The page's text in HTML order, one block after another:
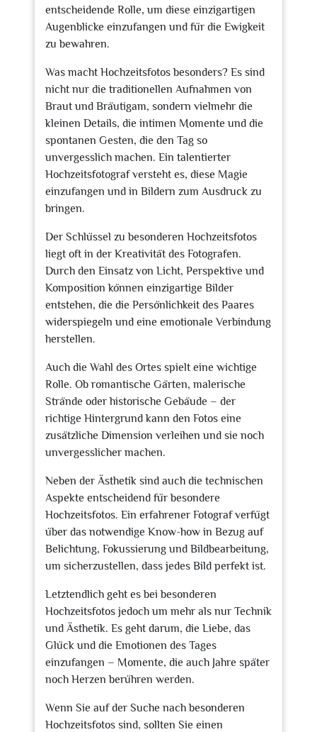
entscheidende Rolle, um diese einzigartigen
Augenblicke einzufangen und für die Ewigkeit
zu bewahren.
Was macht Hochzeitsfotos besonders? Es sind
nicht nur die traditionellen Aufnahmen von
Braut und Bräutigam, sondern vielmehr die
kleinen Details, die intimen Momente und die
spontanen Gesten, die den Tag so
unvergesslich machen. Ein talentierter
Hochzeitsfotograf versteht es, diese Magie
einzufangen und in Bildern zum Ausdruck zu
bringen.
Der Schlüssel zu besonderen Hochzeitsfotos
liegt oft in der Kreativität des Fotografen.
Durch den Einsatz von Licht, Perspektive und
Komposition können einzigartige Bilder
entstehen, die die Persönlichkeit des Paares
widerspiegeln und eine emotionale Verbindung
herstellen.
Auch die Wahl des Ortes spielt eine wichtige
Rolle. Ob romantische Gärten, malerische
Strände oder historische Gebäude – der
richtige Hintergrund kann den Fotos eine
zusätzliche Dimension verleihen und sie noch
unvergesslicher machen.
Neben der Ästhetik sind auch die technischen
Aspekte entscheidend für besondere
Hochzeitsfotos. Ein erfahrener Fotograf verfügt
über das notwendige Know-how in Bezug auf
Belichtung, Fokussierung und Bildbearbeitung,
um sicherzustellen, dass jedes Bild perfekt ist.
Letztendlich geht es bei besonderen
Hochzeitsfotos jedoch um mehr als nur Technik
und Ästhetik. Es geht darum, die Liebe, das
Glück und die Emotionen des Tages
einzufangen – Momente, die auch Jahre später
noch Herzen berühren werden.
Wenn Sie auf der Suche nach besonderen
Hochzeitsfotos sind, sollten Sie einen